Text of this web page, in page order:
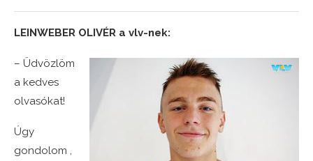
LEINWEBER OLIVÉR a vlv-nek:
– Üdvözlöm
a kedves
olvasókat!
Úgy
gondolom ,